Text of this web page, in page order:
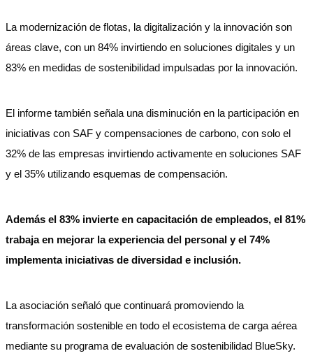
La modernización de flotas, la digitalización y la innovación son
áreas clave, con un 84% invirtiendo en soluciones digitales y un
83% en medidas de sostenibilidad impulsadas por la innovación.
El informe también señala una disminución en la participación en
iniciativas con SAF y compensaciones de carbono, con solo el
32% de las empresas invirtiendo activamente en soluciones SAF
y el 35% utilizando esquemas de compensación.
Además el 83% invierte en capacitación de empleados, el 81%
trabaja en mejorar la experiencia del personal y el 74%
implementa iniciativas de diversidad e inclusión.
La asociación señaló que continuará promoviendo la
transformación sostenible en todo el ecosistema de carga aérea
mediante su programa de evaluación de sostenibilidad BlueSky.